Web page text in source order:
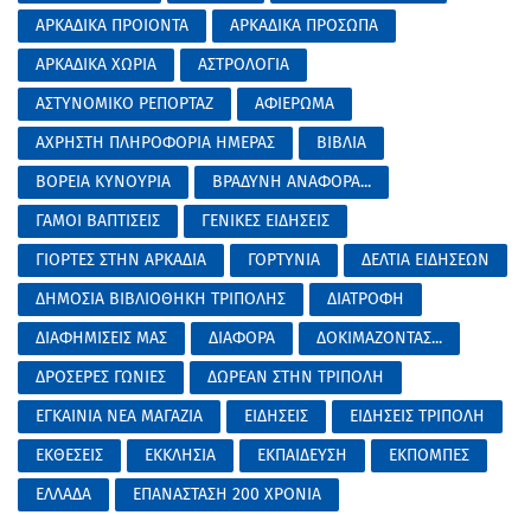
ΑΡΚΑΔΙΚΑ ΠΡΟΙΟΝΤΑ
ΑΡΚΑΔΙΚΑ ΠΡΟΣΩΠΑ
ΑΡΚΑΔΙΚΑ ΧΩΡΙΑ
ΑΣΤΡΟΛΟΓΙΑ
ΑΣΤΥΝΟΜΙΚΟ ΡΕΠΟΡΤΑΖ
ΑΦΙΕΡΩΜΑ
ΑΧΡΗΣΤΗ ΠΛΗΡΟΦΟΡΙΑ ΗΜΕΡΑΣ
ΒΙΒΛΙΑ
ΒΟΡΕΙΑ ΚΥΝΟΥΡΙΑ
ΒΡΑΔΥΝΗ ΑΝΑΦΟΡΑ...
ΓΑΜΟΙ ΒΑΠΤΙΣΕΙΣ
ΓΕΝΙΚΕΣ ΕΙΔΗΣΕΙΣ
ΓΙΟΡΤΕΣ ΣΤΗΝ ΑΡΚΑΔΙΑ
ΓΟΡΤΥΝΙΑ
ΔΕΛΤΙΑ ΕΙΔΗΣΕΩΝ
ΔΗΜΟΣΙΑ ΒΙΒΛΙΟΘΗΚΗ ΤΡΙΠΟΛΗΣ
ΔΙΑΤΡΟΦΗ
ΔΙΑΦΗΜΙΣΕΙΣ ΜΑΣ
ΔΙΑΦΟΡΑ
ΔΟΚΙΜΑΖΟΝΤΑΣ...
ΔΡΟΣΕΡΕΣ ΓΩΝΙΕΣ
ΔΩΡΕΑΝ ΣΤΗΝ ΤΡΙΠΟΛΗ
ΕΓΚΑΙΝΙΑ ΝΕΑ ΜΑΓΑΖΙΑ
ΕΙΔΗΣΕΙΣ
ΕΙΔΗΣΕΙΣ ΤΡΙΠΟΛΗ
ΕΚΘΕΣΕΙΣ
ΕΚΚΛΗΣΙΑ ΕΚΠΑΙΔΕΥΣΗ
ΕΚΠΟΜΠΕΣ
ΕΛΛΑΔΑ
ΕΠΑΝΑΣΤΑΣΗ 200 ΧΡΟΝΙΑ